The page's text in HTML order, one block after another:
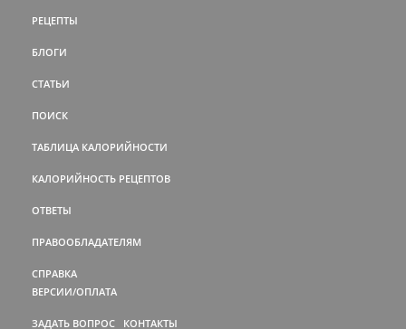
РЕЦЕПТЫ
БЛОГИ
СТАТЬИ
ПОИСК
ТАБЛИЦА КАЛОРИЙНОСТИ
КАЛОРИЙНОСТЬ РЕЦЕПТОВ
ОТВЕТЫ
ПРАВООБЛАДАТЕЛЯМ
СПРАВКА
ВЕРСИИ/ОПЛАТА
ЗАДАТЬ ВОПРОС КОНТАКТЫ